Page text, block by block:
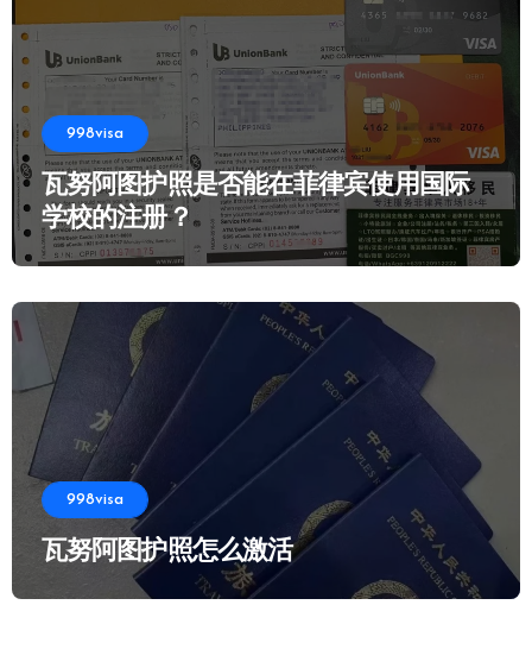
998visa
瓦努阿图护照是否能在菲律宾使用国际
学校的注册？
998visa
瓦努阿图护照怎么激活